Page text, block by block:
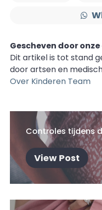
Gescheven door
Dit artikel is tot stand
door artsen en
Over Kinderen Team
Controles tijdens
View Post